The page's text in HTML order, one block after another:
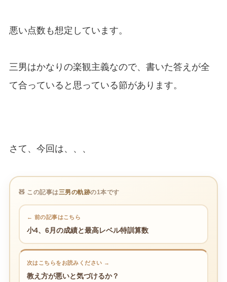
悪い点数も想定しています。
三男はかなりの楽観主義なので、書いた答えが全
て合っていると思っている節があります。
さて、今回は、、、
🧸 この記事は三男の軌跡の1本です
← 前の記事はこちら
小4、6月の成績と最高レベル特訓算数
次はこちらをお読みください →
教え方が悪いと気づけるか？